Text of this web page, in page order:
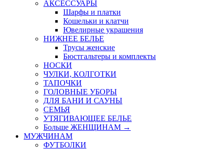
AКСЕССУАРЫ
Шарфы и платки
Кошельки и клатчи
Ювелирные украшения
НИЖНЕЕ БЕЛЬЕ
Трусы женские
Бюстгальтеры и комплекты
НОСКИ
ЧУЛКИ, КОЛГОТКИ
ТАПОЧКИ
ГОЛОВНЫЕ УБОРЫ
ДЛЯ БАНИ И САУНЫ
СЕМЬЯ
УТЯГИВАЮЩЕЕ БЕЛЬЕ
Больше ЖЕНЩИНАМ →
МУЖЧИНАМ
ФУТБОЛКИ